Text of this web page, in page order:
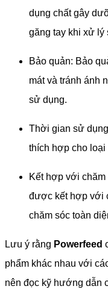
dụng chất gây
găng tay khi xử lý
Bảo quản: Bảo
mát và tránh ánh
sử dụng.
Thời gian sử
thích hợp cho loại
Kết hợp với chăm
được kết hợp với
chăm sóc toàn
Lưu ý rằng Powerfeed
phẩm khác nhau với
nên đọc kỹ hướng dẫn